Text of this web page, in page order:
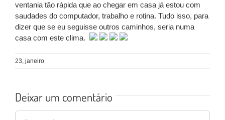
ventania tão rápida que ao chegar em casa já estou com
saudades do computador, trabalho e rotina. Tudo isso, para
dizer que se eu seguisse outros caminhos, seria numa
casa com este clima.
23, janeiro
Deixar um comentário
Comentário